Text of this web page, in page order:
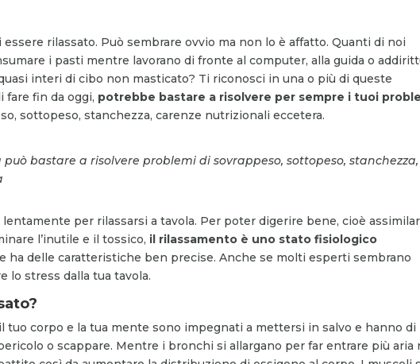
rilassato. Può sembrare ovvio ma non lo è affatto. Quanti di noi
i pasti mentre lavorano di fronte al computer, alla guida o
interi di cibo non masticato? Ti riconosci in una o più di queste
fare fin da oggi, potrebbe bastare a risolvere per sempre i tuoi
sottopeso, stanchezza, carenze nutrizionali eccetera.
bastare a risolvere problemi di sovrappeso, sottopeso, stanchezza,
per rilassarsi a tavola. Per poter digerire bene, cioè
l’inutile e il tossico, il rilassamento è uno stato fisiologico
ha delle caratteristiche ben precise. Anche se molti esperti sembrano
lo stress dalla tua tavola.
tuo corpo e la tua mente sono impegnati a mettersi in salvo e hanno di
o scappare. Mentre i bronchi si allargano per far entrare più aria